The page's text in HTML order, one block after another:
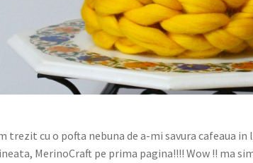
trezit cu o pofta nebuna de a-mi savura cafeaua
MerinoCraft pe prima pagina!!!! Wow !! ma